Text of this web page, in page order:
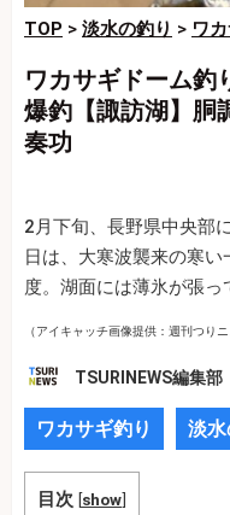
TOP > 淡水の釣り > ワ
ワカサギドーム釣
爆釣【諏訪湖】胴
奏功
2月下旬、長野県中央部
日は、大寒波襲来の寒
度。湖面には薄氷が張っ
（アイキャッチ画像提供：週刊つり
TSURINEWS編集部
ワカサギ釣り 淡水
目次 [show]